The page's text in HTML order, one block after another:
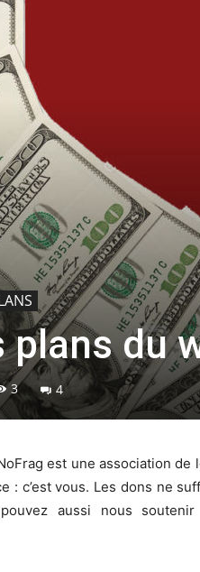
plans du
3 4
est une association de
: c’est vous. Les dons ne
aussi nous